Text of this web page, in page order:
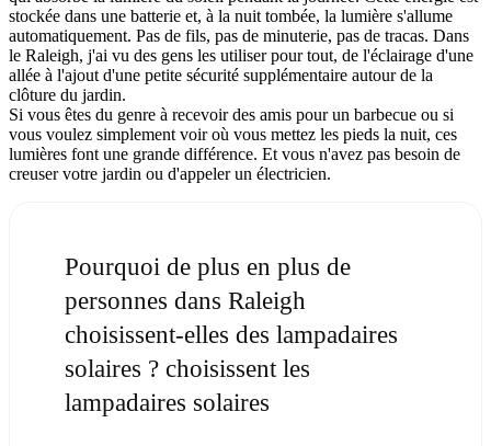
stockée dans une batterie et, à la nuit tombée, la lumière s'allume
automatiquement. Pas de fils, pas de minuterie, pas de tracas. Dans
le Raleigh, j'ai vu des gens les utiliser pour tout, de l'éclairage d'une
allée à l'ajout d'une petite sécurité supplémentaire autour de la
clôture du jardin.
Si vous êtes du genre à recevoir des amis pour un barbecue ou si
vous voulez simplement voir où vous mettez les pieds la nuit, ces
lumières font une grande différence. Et vous n'avez pas besoin de
creuser votre jardin ou d'appeler un électricien.
Pourquoi de plus en plus de
personnes dans Raleigh
choisissent-elles des lampadaires
solaires ? choisissent les
lampadaires solaires